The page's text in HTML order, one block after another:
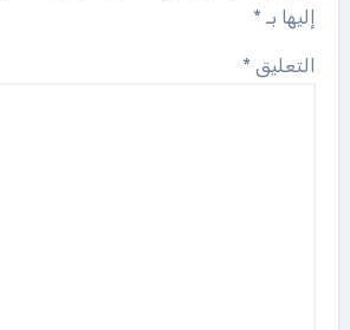
إليها بـ *
التعليق *